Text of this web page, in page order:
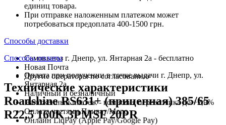
единиц товара.
При отправке наложенным платежом может
потребоваться предоплата 400-1500 грн.
Способы доставки
Самовывоз г. Днепр, ул. Янтарная 2а - бесплатно
Новая Почта
Другие операторы по согласованию
Способы оплаты
Оплата при получении в точке выдачи г. Днепр, ул.
Янтарная 2а
Наличный и безналичный
Наложенный платеж - комиссия перевозчика до +2,9%
Оплата частями Приват/Mono
Онлайн LiqPay (Apple Pay/Google Pay)
Технические характеристики
Roadshine RS631+ (прицепная) 385/65
R22,5 160K 3PMSF 20PR